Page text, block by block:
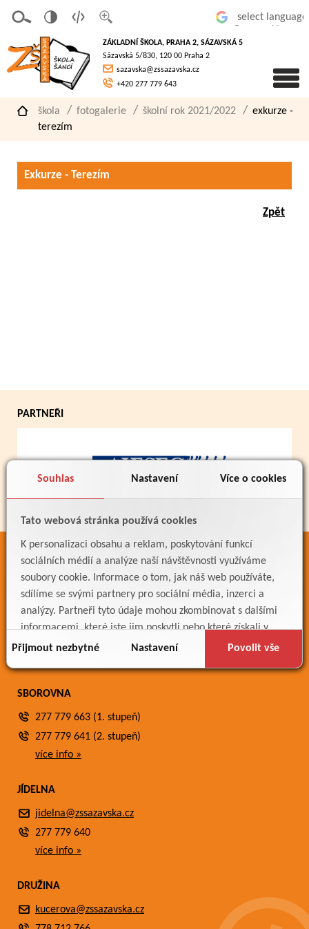
Souhlas Nastavení Více o cookies
Tato webová stránka používá cookies
K personalizaci obsahu a reklam, poskytování funkcí
sociálních médií a analýze naší návštěvnosti využíváme
soubory cookie. Informace o tom, jak náš web používáte,
sdílíme se svými partnery pro sociální média, inzerci a
analýzy. Partneři tyto údaje mohou zkombinovat s dalšími
informacemi, které jste jim poskytli nebo které získali v
důsledku toho, že používáte jejich služby.
Přijmout nezbytné Nastavení Povolit vše
písmo
á
verze
pro
slaboz
raké
ZÁKLADNÍ ŠKOLA, PRAHA 2, SÁZAVSKÁ 5
Sázavská 5/830, 120 00 Praha 2
sazavska@zssazavska.cz
+420 277 779 643
škola fotogalerie školní rok 2021/2022
exkurze -
terezím
Exkurze - Terezím
Zpět
PARTNEŘI
ODKAZY
Bakaláři
Jídelníček
Meteostanice
SBOROVNA
277 779 663 (1. stupeň)
277 779 641 (2. stupeň)
více info »
JÍDELNA
jidelna@zssazavska.cz
277 779 640
více info »
DRUŽINA
kucerova@zssazavska.cz